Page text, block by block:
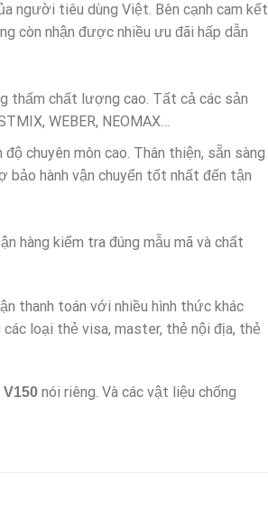
người tiêu dùng Việt. Bên cạnh cam kết
còn nhận được nhiều ưu đãi hấp dẫn
thấm chất lượng cao. Tất cả các sản
WEBER, NEOMAX…
chuyên môn cao. Thân thiện, sẵn sàng
bảo hành vận chuyển tốt nhất đến tận
hàng kiểm tra đúng mẫu mã và chất
thanh toán với nhiều hình thức khác
loại thẻ visa, master, thẻ nội địa, thẻ
nói riêng. Và các vật liệu chống